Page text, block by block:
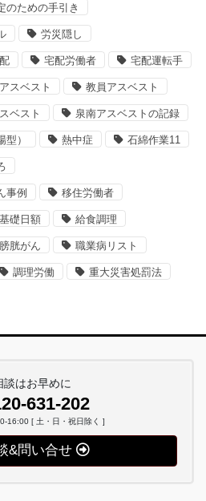
のための手引き
労災隠し
宅配労働者 宅配運転手
スベスト 教員アスベスト
ベスト 泉南アスベストの記録
） 熱中症 石綿作業11
事例 移住労働者
礎日額 給食調理
胱がん 職業病リスト
調理労働 重大災害処罰法
談はお早めに
631-202
16:00 [ 土・日・祝日除く ]
&問い合せ